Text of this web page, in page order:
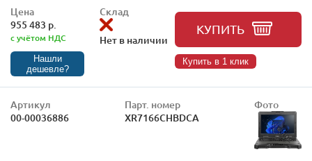
Цена
955 483 р.
с учётом НДС
Нашли
дешевле?
Склад
Нет в наличии
КУПИТЬ
Купить в 1 клик
Артикул
00-00036886
Парт. номер
XR7166CHBDCA
Фото